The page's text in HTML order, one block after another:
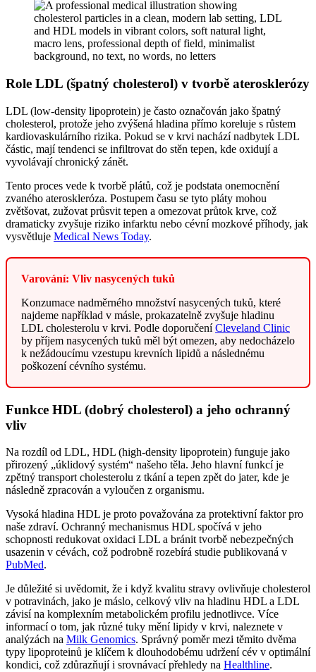
Role LDL (špatný cholesterol) v tvorbě aterosklerózy
LDL (low-density lipoprotein) je často označován jako špatný
cholesterol, protože jeho zvýšená hladina přímo koreluje s růstem
kardiovaskulárního rizika. Pokud se v krvi nachází nadbytek LDL
částic, mají tendenci se infiltrovat do stěn tepen, kde oxidují a
vyvolávají chronický zánět.
Tento proces vede k tvorbě plátů, což je podstata onemocnění
zvaného ateroskleróza. Postupem času se tyto pláty mohou
zvětšovat, zužovat průsvit tepen a omezovat průtok krve, což
dramaticky zvyšuje riziko infarktu nebo cévní mozkové příhody, jak
vysvětluje Medical News Today.
Varování: Vliv nasycených tuků
Konzumace nadměrného množství nasycených tuků, které
najdeme například v másle, prokazatelně zvyšuje hladinu
LDL cholesterolu v krvi. Podle doporučeníCleveland Clinic
by příjem nasycených tuků měl být omezen, aby nedocházelo
k nežádoucímu vzestupu krevních lipidů a následnému
poškození cévního systému.
Funkce HDL (dobrý cholesterol) a jeho ochranný
vliv
Na rozdíl od LDL, HDL (high-density lipoprotein) funguje jako
přirozený „úklidový systém“ našeho těla. Jeho hlavní funkcí je
zpětný transport cholesterolu z tkání a tepen zpět do jater, kde je
následně zpracován a vyloučen z organismu.
Vysoká hladina HDL je proto považována za protektivní faktor pro
naše zdraví. Ochranný mechanismus HDL spočívá v jeho
schopnosti redukovat oxidaci LDL a bránit tvorbě nebezpečných
usazenin v cévách, což podrobně rozebírá studie publikovaná v
PubMed.
Je důležité si uvědomit, že i když kvalitu stravy ovlivňuje cholesterol
v potravinách, jako je máslo, celkový vliv na hladinu HDL a LDL
závisí na komplexním metabolickém profilu jednotlivce. Více
informací o tom, jak různé tuky mění lipidy v krvi, naleznete v
analýzách na Milk Genomics. Správný poměr mezi těmito dvěma
typy lipoproteinů je klíčem k dlouhodobému udržení cév v optimální
kondici, což zdůrazňují i srovnávací přehledy na Healthline.